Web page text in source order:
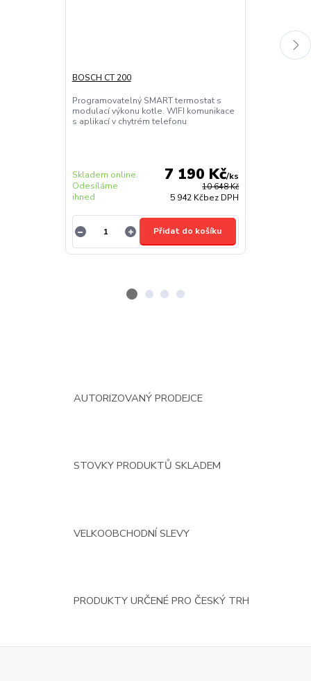
BOSCH CT 200
Programovatelný SMART termostat s
modulací výkonu kotle. WIFI komunikace
s aplikací v chytrém telefonu
10 648 Kč
7 190 Kč/ks
5 942 Kčbez DPH
Skladem online.
Odesíláme
ihned
Přidat do košíku
AUTORIZOVANÝ PRODEJCE
STOVKY PRODUKTŮ SKLADEM
VELKOOBCHODNÍ SLEVY
PRODUKTY URČENÉ PRO ČESKÝ TRH